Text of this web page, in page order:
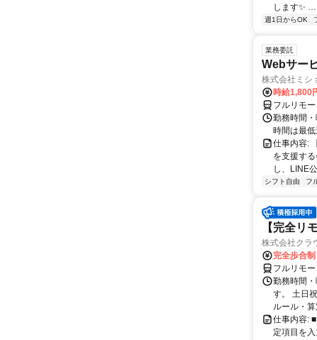
します
週1日からOK
業務委託
Webサー
株式会社ミシ
時給1,800
フルリモー
勤務時間
時間は最
仕事内容:
を支援す
し、LINE
シフト自由 フ
【完全リ
株式会社クラ
完全歩合制
フルリモー
勤務時間
す。 土日
ルール・
仕事内容:
定項目を